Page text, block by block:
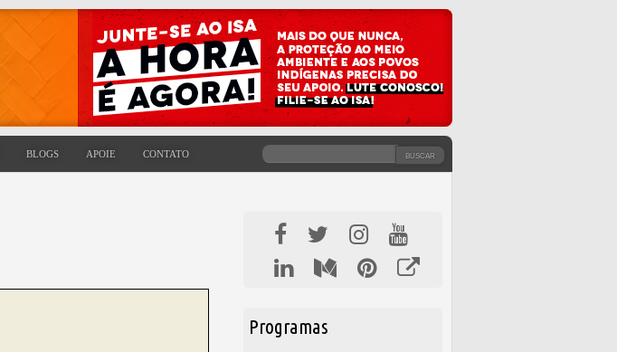
BLOGS APOIE CONTATO
FORMULÁRIO DE BUSCA
BUSCAR
Programas